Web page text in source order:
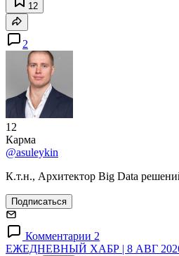
12
2
12
Карма
@asuleykin
К.т.н., Архитектор Big Data
Подписаться
Комментарии 2
ЕЖЕДНЕВНЫЙ ХАБР | 8 АВГ